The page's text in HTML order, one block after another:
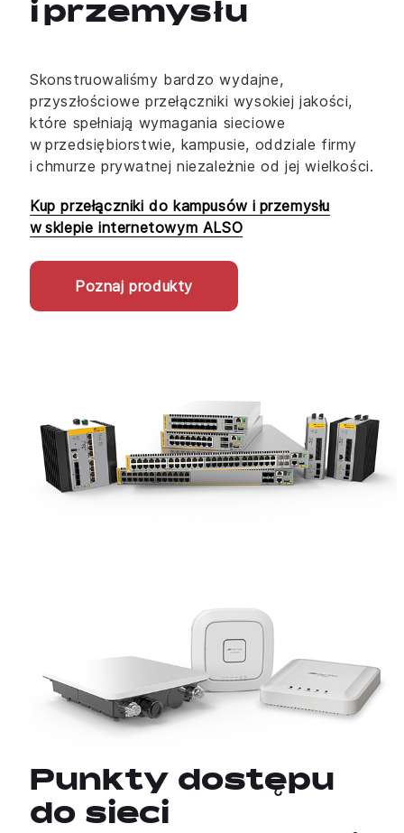
i przemysłu
Skonstruowaliśmy bardzo wydajne,
przyszłościowe przełączniki wysokiej jakości,
które spełniają wymagania sieciowe
w przedsiębiorstwie, kampusie, oddziale firmy
i chmurze prywatnej niezależnie od jej wielkości.
Kup przełączniki do kampusów i przemysłu
w sklepie internetowym ALSO
Poznaj produkty
Punkty dostępu
do sieci